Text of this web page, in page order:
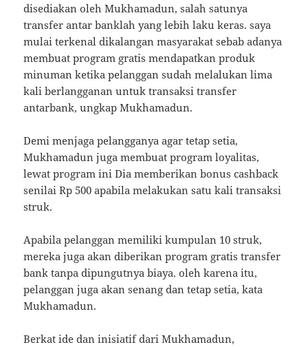
disediakan oleh Mukhamadun, salah satunya
transfer antar banklah yang lebih laku keras. saya
mulai terkenal dikalangan masyarakat sebab adanya
membuat program gratis mendapatkan produk
minuman ketika pelanggan sudah melalukan lima
kali berlangganan untuk transaksi transfer
antarbank, ungkap Mukhamadun.
Demi menjaga pelangganya agar tetap setia,
Mukhamadun juga membuat program loyalitas,
lewat program ini Dia memberikan bonus cashback
senilai Rp 500 apabila melakukan satu kali transaksi
struk.
Apabila pelanggan memiliki kumpulan 10 struk,
mereka juga akan diberikan program gratis transfer
bank tanpa dipungutnya biaya. oleh karena itu,
pelanggan juga akan senang dan tetap setia, kata
Mukhamadun.
Berkat ide dan inisiatif dari Mukhamadun,